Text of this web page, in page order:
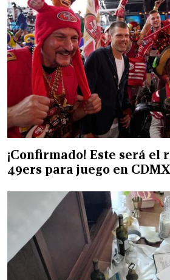
¡Confirmado! Este será el
49ers para juego en CDMX